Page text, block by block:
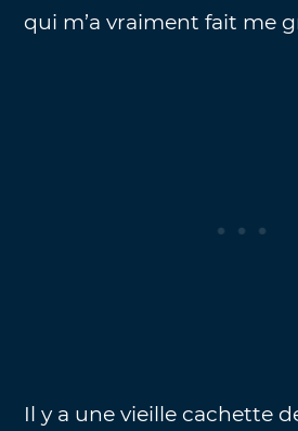
qui m’a vraiment fait me
Il y a une vieille cachette